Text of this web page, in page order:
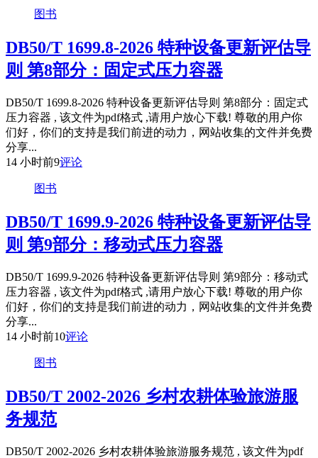
图书
DB50/T 1699.8-2026 特种设备更新评估导
则 第8部分：固定式压力容器
DB50/T 1699.8-2026 特种设备更新评估导则 第8部分：固定式
压力容器 , 该文件为pdf格式 ,请用户放心下载! 尊敬的用户你
们好，你们的支持是我们前进的动力，网站收集的文件并免费
分享...
14 小时前9评论
图书
DB50/T 1699.9-2026 特种设备更新评估导
则 第9部分：移动式压力容器
DB50/T 1699.9-2026 特种设备更新评估导则 第9部分：移动式
压力容器 , 该文件为pdf格式 ,请用户放心下载! 尊敬的用户你
们好，你们的支持是我们前进的动力，网站收集的文件并免费
分享...
14 小时前10评论
图书
DB50/T 2002-2026 乡村农耕体验旅游服
务规范
DB50/T 2002-2026 乡村农耕体验旅游服务规范 , 该文件为pdf